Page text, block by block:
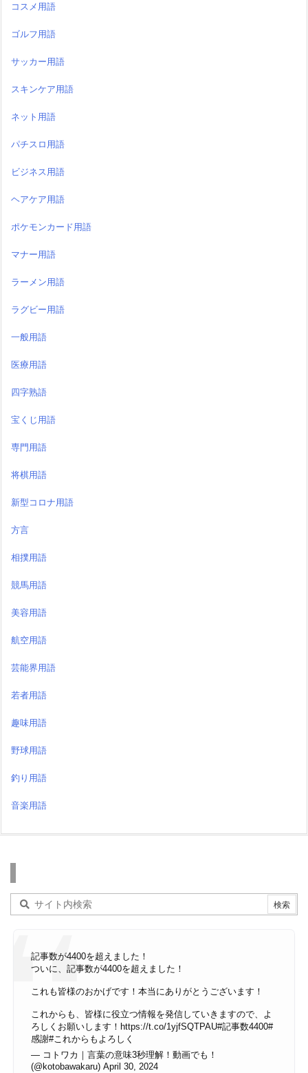
コスメ用語
ゴルフ用語
サッカー用語
スキンケア用語
ネット用語
パチスロ用語
ビジネス用語
ヘアケア用語
ポケモンカード用語
マナー用語
ラーメン用語
ラグビー用語
一般用語
医療用語
四字熟語
宝くじ用語
専門用語
将棋用語
新型コロナ用語
方言
相撲用語
競馬用語
美容用語
航空用語
芸能界用語
若者用語
趣味用語
野球用語
釣り用語
音楽用語
記事数が4400を超えました！
ついに、記事数が4400を超えました！
これも皆様のおかげです！本当にありがとうございます！
これからも、皆様に役立つ情報を発信していきますので、よ
ろしくお願いします！ https://t.co/1yjfSQTPAU#記事数4400#
感謝#これからもよろしく
— コトワカ｜言葉の意味3秒理解！動画でも！
(@kotobawakaru) April 30, 2024